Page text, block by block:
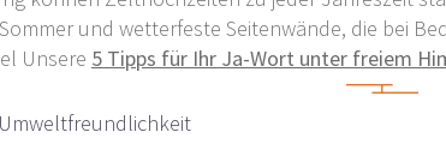
und wetterfeste Seitenwände, die bei
Unsere 5 Tipps für Ihr Ja-Wort unter freiem